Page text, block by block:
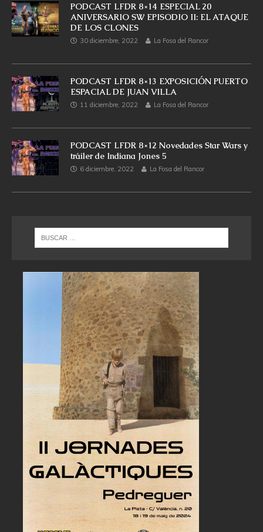
PODCAST LFDR 8×14 ESPECIAL 20
ANIVERSARIO SW EPISODIO II: EL ATAQUE
DE LOS CLONES
30 diciembre, 2022 La Fosa del Rancor
PODCAST LFDR 8×13 EXPOSICIÓN PUERTO
ESPACIAL DE JUAN VILLA
11 diciembre, 2022 La Fosa del Rancor
PODCAST LFDR 8×12 Novedades Star Wars y
tráiler de Indiana Jones 5
6 diciembre, 2022 La Fosa del Rancor